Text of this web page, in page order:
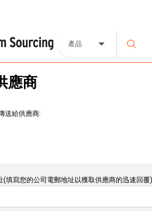
產品
應商
送給供應商:
(填寫您的公司電郵地址以獲取供應商的迅速回覆)